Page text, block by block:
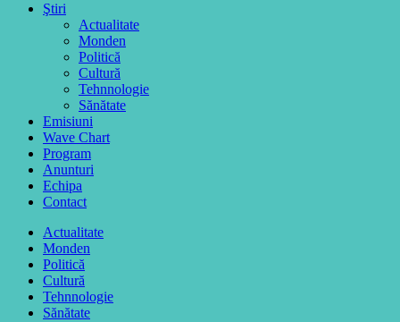
Ştiri
Actualitate
Monden
Politică
Cultură
Tehnnologie
Sănătate
Emisiuni
Wave Chart
Program
Anunturi
Echipa
Contact
Actualitate
Monden
Politică
Cultură
Tehnnologie
Sănătate